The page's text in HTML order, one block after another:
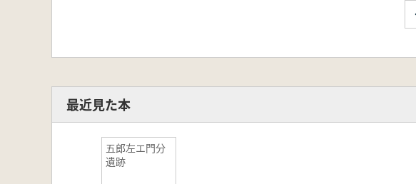
最近見た本
五郎左エ門分
遺跡